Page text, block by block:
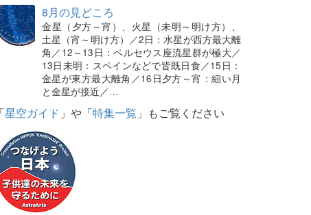
8月の見どころ
金星（夕方～宵）、火星（未明～明け方）、
土星（宵～明け方）／2日：水星が西方最大離
角／12～13日：ペルセウス座流星群が極大／
13日未明：スペインなどで皆既日食／15日：
金星が東方最大離角／16日夕方～宵：細い月
と金星が接近／…
「星空ガイド 」や「特集一覧 」もご覧ください